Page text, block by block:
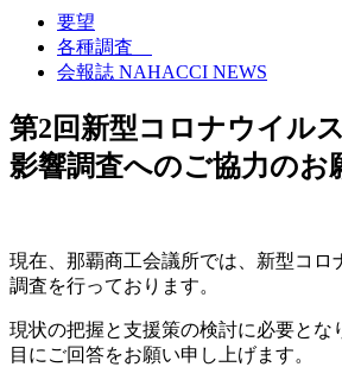
要望
各種調査
会報誌 NAHACCI NEWS
第2回新型コロナウイル
影響調査へのご協力のお
現在、那覇商工会議所では、新型コロ
調査を行っております。
現状の把握と支援策の検討に必要とな
目にご回答をお願い申し上げます。